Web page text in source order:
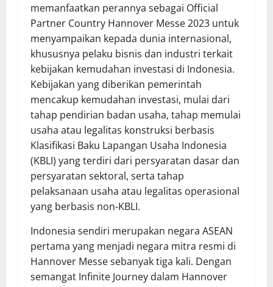
memanfaatkan perannya sebagai Official
Partner Country Hannover Messe 2023 untuk
menyampaikan kepada dunia internasional,
khususnya pelaku bisnis dan industri terkait
kebijakan kemudahan investasi di Indonesia.
Kebijakan yang diberikan pemerintah
mencakup kemudahan investasi, mulai dari
tahap pendirian badan usaha, tahap memulai
usaha atau legalitas konstruksi berbasis
Klasifikasi Baku Lapangan Usaha Indonesia
(KBLI) yang terdiri dari persyaratan dasar dan
persyaratan sektoral, serta tahap
pelaksanaan usaha atau legalitas operasional
yang berbasis non-KBLI.
Indonesia sendiri merupakan negara ASEAN
pertama yang menjadi negara mitra resmi di
Hannover Messe sebanyak tiga kali. Dengan
semangat Infinite Journey dalam Hannover